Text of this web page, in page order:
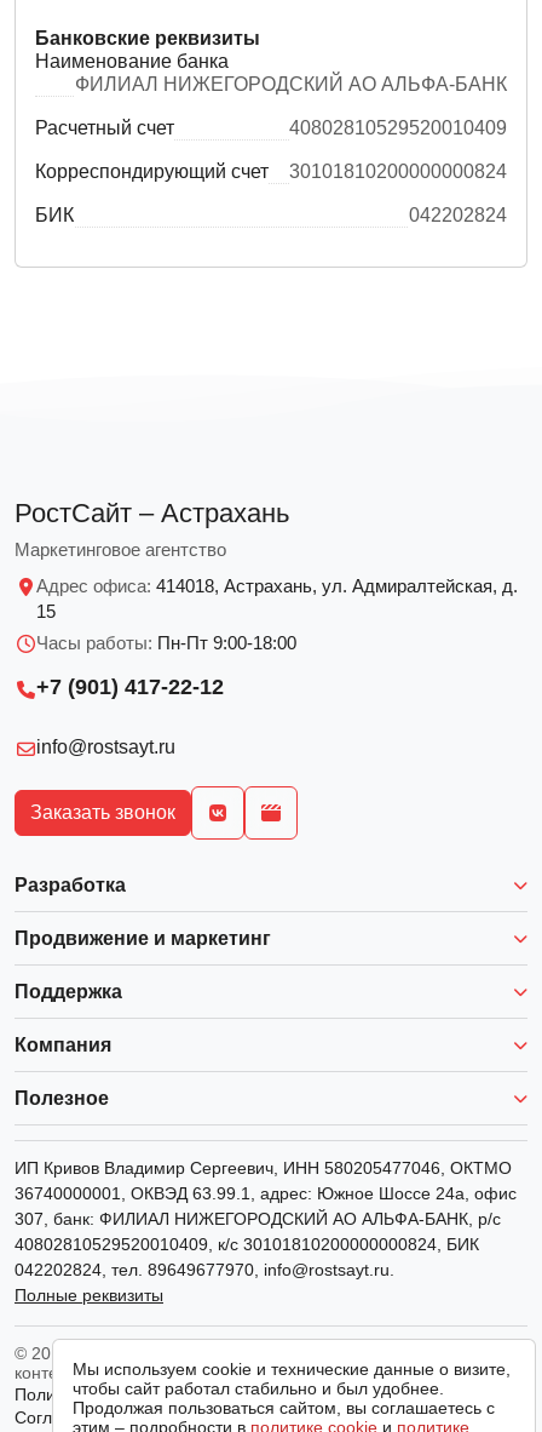
Банковские реквизиты
Наименование банка
ФИЛИАЛ НИЖЕГОРОДСКИЙ АО АЛЬФА-БАНК
Расчетный счет 40802810529520010409
Корреспондирующий счет 30101810200000000824
БИК 042202824
РостСайт – Астрахань
Маркетинговое агентство
Адрес офиса: 414018, Астрахань, ул. Адмиралтейская, д.
15
Часы работы: Пн-Пт 9:00-18:00
+7 (901) 417-22-12
info@rostsayt.ru
Заказать звонок
Разработка
Продвижение и маркетинг
Поддержка
Компания
Полезное
ИП Кривов Владимир Сергеевич , ИНН 580205477046 , ОКТМО
36740000001, ОКВЭД 63.99.1, адрес: Южное Шоссе 24а, офис
307, банк: ФИЛИАЛ НИЖЕГОРОДСКИЙ АО АЛЬФА-БАНК, р/с
40802810529520010409, к/с 30101810200000000824, БИК
042202824, тел. 89649677970 info@rostsayt.ru
Полные реквизиты
© 2011-2026 РостСайт. Все права защищены. Копирование
контента запрещено.
Политика конфиденциальности
Согласие на обработку персональных данных
Мы используем cookie и технические данные о визите,
чтобы сайт работал стабильно и был удобнее.
Продолжая пользоваться сайтом, вы соглашаетесь с
этим – подробности в политике cookie и политике